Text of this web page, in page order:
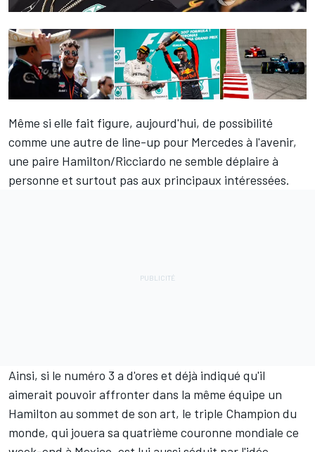
Même si elle fait figure, aujourd'hui, de possibilité
comme une autre de line-up pour Mercedes à l'avenir,
une paire Hamilton/Ricciardo ne semble déplaire à
personne et surtout pas aux principaux intéressées.
Ainsi, si le numéro 3 a d'ores et déjà indiqué qu'il
aimerait pouvoir affronter dans la même équipe un
Hamilton au sommet de son art, le triple Champion du
monde, qui jouera sa quatrième couronne mondiale ce